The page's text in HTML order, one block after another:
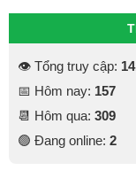
👁 Tổng truy cập:
📅 Hôm nay: 157
📆 Hôm qua: 309
🟢 Đang online: 2